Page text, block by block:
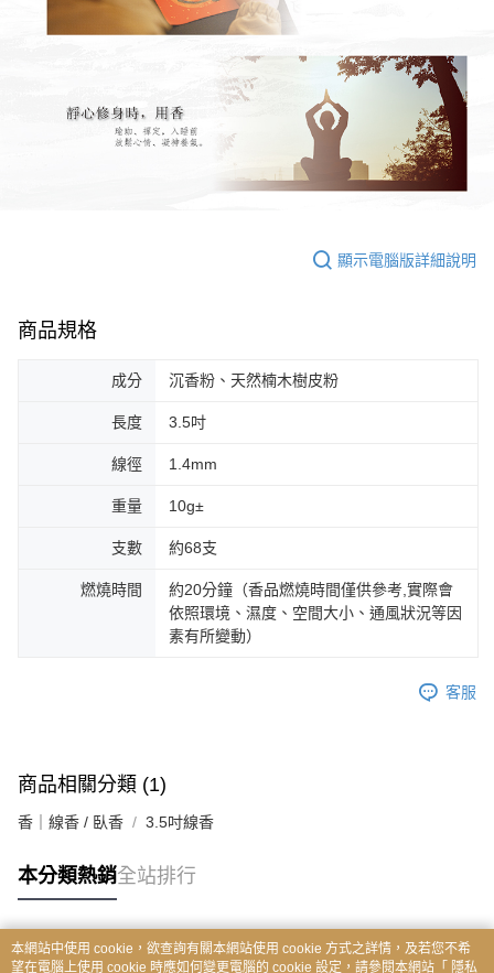
顯示電腦版詳細說明
商品規格
成分 沉香粉、天然楠木樹皮粉
長度 3.5吋
線徑 1.4mm
重量 10g±
支數 約68支
燃燒時間
約20分鐘（香品燃燒時間僅供參考,實際會
依照環境、濕度、空間大小、通風狀況等因
素有所變動）
客服
商品相關分類 (1)
香｜線香 / 臥香 3.5吋線香
本分類熱銷全站排行
熱門標籤
本網站中使用 cookie，欲查詢有關本網站使用 cookie 方式之詳情，及若您不希
望在電腦上使用 cookie 時應如何變更電腦的 cookie 設定，請參閱本網站「 隱私